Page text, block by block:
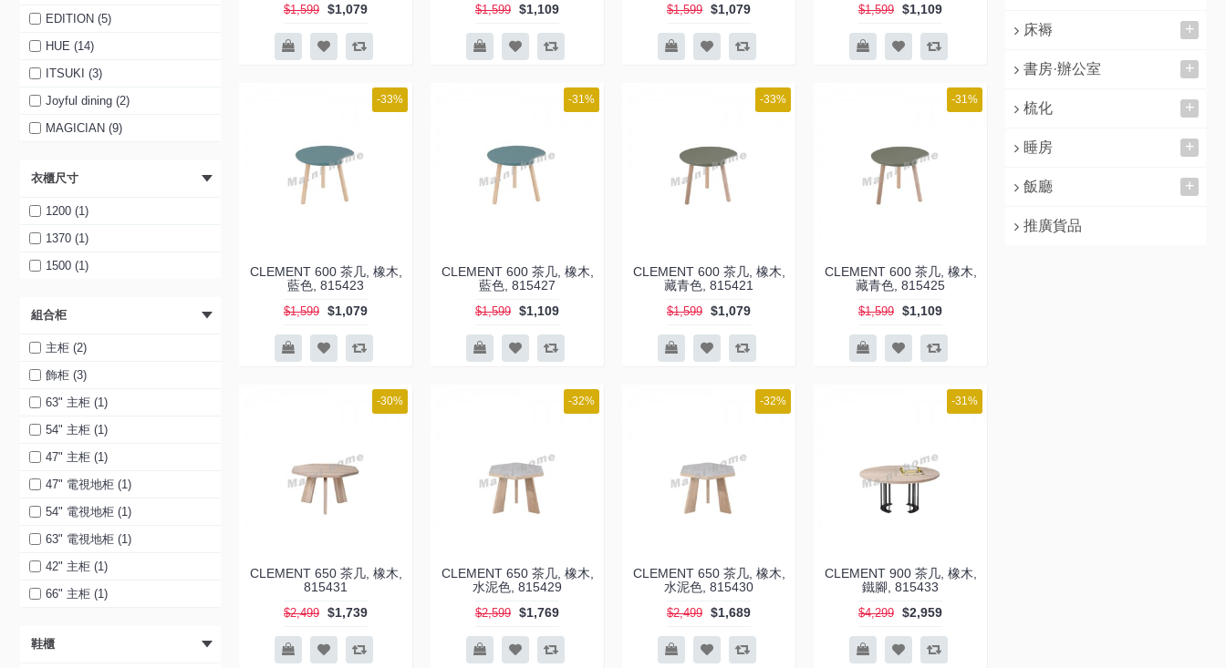
EDITION (5)
HUE (14)
ITSUKI (3)
Joyful dining (2)
MAGICIAN (9)
NORYA (114)
PANELCRAFTER (5)
Storage Ideas (10)
URBAN (13)
衣櫃尺寸
1200 (1)
1370 (1)
1500 (1)
組合柜
主柜 (2)
飾柜 (3)
63" 主柜 (1)
54" 主柜 (1)
47" 主柜 (1)
47" 電視地柜 (1)
54" 電視地柜 (1)
63" 電視地柜 (1)
42" 主柜 (1)
66" 主柜 (1)
42" 伸縮地柜 (2)
鞋櫃
床褥 +
書房·辦公室 +
梳化 +
睡房 +
飯廳 +
推廣貨品
$1,599 $1,079 $1,599 $1,109 $1,599 $1,079 $1,599 $1,109
-33%
CLEMENT 600 茶几, 橡木,
藍色, 815423
$1,599 $1,079
-31%
CLEMENT 600 茶几, 橡木,
藍色, 815427
$1,599 $1,109
-33%
CLEMENT 600 茶几, 橡木,
藏青色, 815421
$1,599 $1,079
-31%
CLEMENT 600 茶几, 橡木,
藏青色, 815425
$1,599 $1,109
-30%
CLEMENT 650 茶几, 橡木,
815431
$2,499 $1,739
-32%
CLEMENT 650 茶几, 橡木,
水泥色, 815429
$2,599 $1,769
-32%
CLEMENT 650 茶几, 橡木,
水泥色, 815430
$2,499 $1,689
-31%
CLEMENT 900 茶几, 橡木,
鐵腳, 815433
$4,299 $2,959